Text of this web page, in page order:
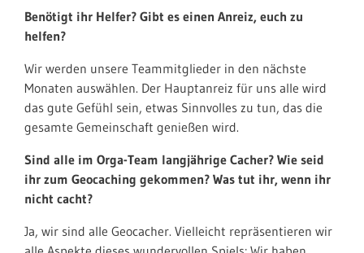
Benötigt ihr Helfer? Gibt es einen Anreiz, euch zu
helfen?
Wir werden unsere Teammitglieder in den nächste
Monaten auswählen. Der Hauptanreiz für uns alle wird
das gute Gefühl sein, etwas Sinnvolles zu tun, das die
gesamte Gemeinschaft genießen wird.
Sind alle im Orga-Team langjährige Cacher? Wie seid
ihr zum Geocaching gekommen? Was tut ihr, wenn ihr
nicht cacht?
Ja, wir sind alle Geocacher. Vielleicht repräsentieren wir